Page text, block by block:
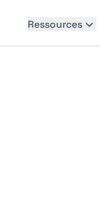
Ressources